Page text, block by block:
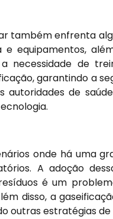
também enfrenta
equipamentos,
necessidade de
garantindo a
de
onde há uma
A adoção
é um
disso, a
outras estratégias